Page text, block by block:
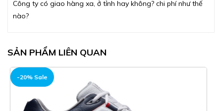
Công ty có giao hàng xa, ở tỉnh hay không? chi phí như thế
nào?
SẢN PHẨM LIÊN QUAN